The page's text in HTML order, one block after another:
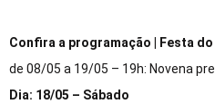
Confira a programação |
Festa
de 08/05 a 19/05 – 19h: Novena
Dia: 18/05 – Sábado